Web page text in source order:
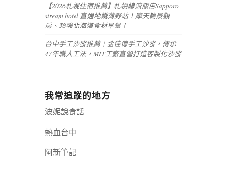
【2026札幌住宿推薦】札幌線流飯店Sapporo
stream hotel 直通地鐵薄野站！摩天輪景觀
房、超強北海道食材早餐！
台中手工沙發推薦｜金佳億手工沙發，傳承
47年職人工法，MIT工廠直營打造客製化沙發
我常追蹤的地方
波妮說食話
熱血台中
阿新筆記嘉義+1 | 嘉義加一